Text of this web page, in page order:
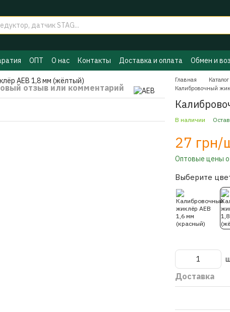
ОПТ О нас Контакты Доставка и оплата
Обмен и
Секреты ГБО Политика конфиденциальности Бренды
отзыв или комментарий
Главная Каталог
Калибровочный
В наличии
27 грн/
Оптовые цены
Выберите
Доставка